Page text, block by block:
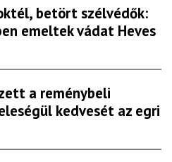
betört szélvédők:
emeltek vádat Heves
a reménybeli
kedvesét az egri